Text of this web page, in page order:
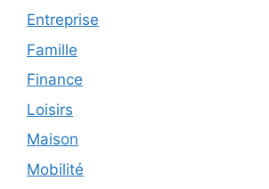
Entreprise
Famille
Finance
Loisirs
Maison
Mobilité